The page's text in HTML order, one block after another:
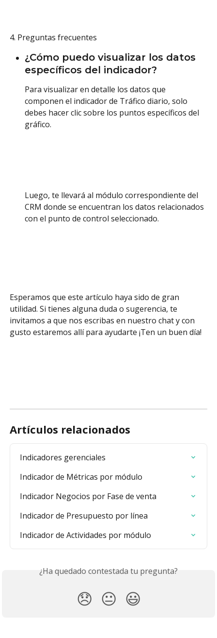
4. Preguntas frecuentes
¿Cómo puedo visualizar los datos
específicos del indicador?
Para visualizar en detalle los datos que
componen el indicador de Tráfico diario, solo
debes hacer clic sobre los puntos específicos del
gráfico.
Luego, te llevará al módulo correspondiente del
CRM donde se encuentran los datos relacionados
con el punto de control seleccionado.
Esperamos que este artículo haya sido de gran
utilidad. Si tienes alguna duda o sugerencia, te
invitamos a que nos escribas en nuestro chat y con
gusto estaremos allí para ayudarte ¡Ten un buen día!
Artículos relacionados
Indicadores gerenciales
Indicador de Métricas por módulo
Indicador Negocios por Fase de venta
Indicador de Presupuesto por línea
Indicador de Actividades por módulo
¿Ha quedado contestada tu pregunta?
😞 😐 😃